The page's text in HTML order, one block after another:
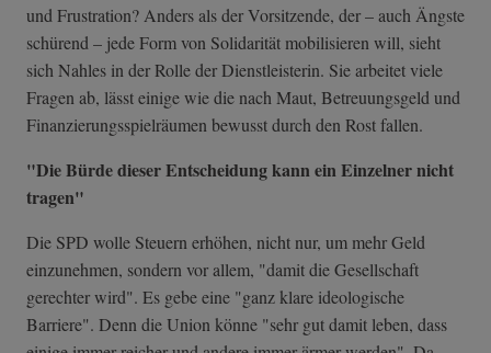
und Frustration? Anders als der Vorsitzende, der – auch Ängste
schürend – jede Form von Solidarität mobilisieren will, sieht
sich Nahles in der Rolle der Dienstleisterin. Sie arbeitet viele
Fragen ab, lässt einige wie die nach Maut, Betreuungsgeld und
Finanzierungsspielräumen bewusst durch den Rost fallen.
"Die Bürde dieser Entscheidung kann ein Einzelner nicht
tragen"
Die SPD wolle Steuern erhöhen, nicht nur, um mehr Geld
einzunehmen, sondern vor allem, "damit die Gesellschaft
gerechter wird". Es gebe eine "ganz klare ideologische
Barriere". Denn die Union könne "sehr gut damit leben, dass